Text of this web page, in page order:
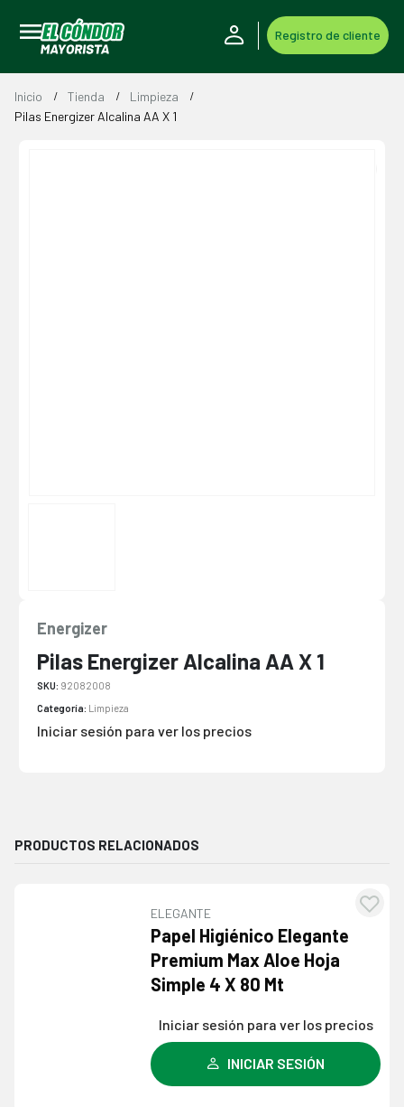
Registro de cliente
Inicio Tienda
Limpieza
Pilas Energizer Alcalina AA X 1
Energizer
Pilas Energizer Alcalina AA X 1
SKU: 92082008
Categoría: Limpieza
Iniciar sesión para ver los precios
PRODUCTOS RELACIONADOS
ELEGANTE
Papel Higiénico Elegante
Premium Max Aloe Hoja
Simple 4 X 80 Mt
Iniciar sesión para ver los precios
INICIAR SESIÓN